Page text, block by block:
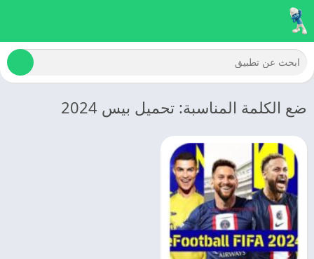
ضع الكلمة المناسبة: تحميل بيس 2024